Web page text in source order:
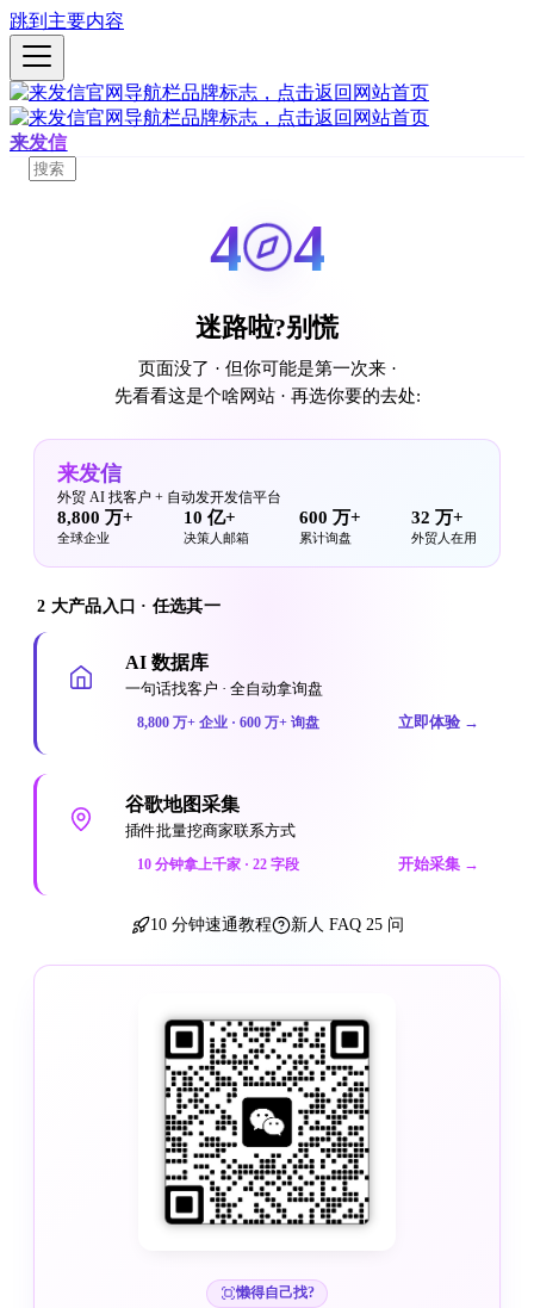
跳到主要内容
来发信
4 4
迷路啦?别慌
页面没了 · 但你可能是第一次来 ·
先看看这是个啥网站 · 再选你要的去处:
来发信
外贸 AI 找客户 + 自动发开发信平台
8,800 万+
全球企业
10 亿+
决策人邮箱
600 万+
累计询盘
32 万+
外贸人在用
2 大产品入口 · 任选其一
AI 数据库
一句话找客户 · 全自动拿询盘
8,800 万+ 企业 · 600 万+ 询盘 立即体验 →
谷歌地图采集
插件批量挖商家联系方式
10 分钟拿上千家 · 22 字段 开始采集 →
10 分钟速通教程 新人 FAQ 25 问
懒得自己找?